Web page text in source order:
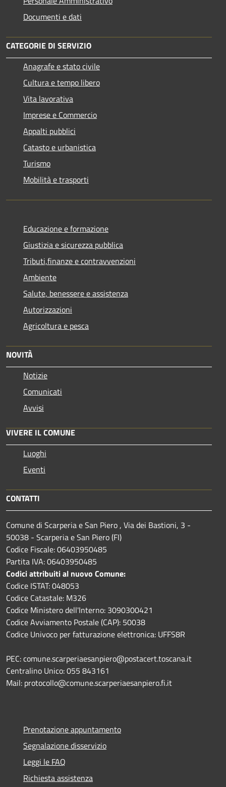
Documenti e dati
CATEGORIE DI SERVIZIO
Anagrafe e stato civile
Cultura e tempo libero
Vita lavorativa
Imprese e Commercio
Appalti pubblici
Catasto e urbanistica
Turismo
Mobilità e trasporti
Educazione e formazione
Giustizia e sicurezza pubblica
Tributi,finanze e contravvenzioni
Ambiente
Salute, benessere e assistenza
Autorizzazioni
Agricoltura e pesca
NOVITÀ
Notizie
Comunicati
Avvisi
VIVERE IL COMUNE
Luoghi
Eventi
CONTATTI
Comune di Scarperia e San Piero , Via dei Bastioni, 3 -
50038 - Scarperia e San Piero (FI)
Codice Fiscale: 06403950485
Partita IVA: 06403950485
Codici attribuiti al nuovo Comune:
Codice ISTAT: 048053
Codice Catastale: M326
Codice Ministero dell'Interno: 3090300421
Codice Avviamento Postale (CAP): 50038
Codice Univoco per fatturazione elettronica: UFFS8R
PEC: comune.scarperiaesanpiero@postacert.toscana.it
Centralino Unico: 055 843161
Mail: protocollo@comune.scarperiaesanpiero.fi.it
Prenotazione appuntamento
Segnalazione disservizio
Leggi le FAQ
Richiesta assistenza